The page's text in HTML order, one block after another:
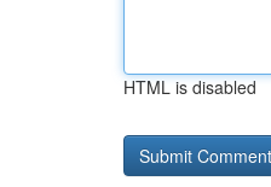
HTML is disabled